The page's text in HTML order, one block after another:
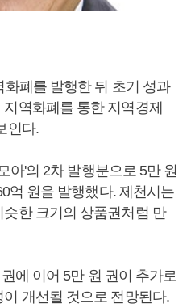
폐를 발행한 뒤 초기 성과
역화폐를 통한 지역경제
인다.
아'의 2차 발행분으로 5만 원
억 원을 발행했다. 제천시는
한 크기의 상품권처럼 만
에 이어 5만 원 권이 추가로
개선될 것으로 전망된다.